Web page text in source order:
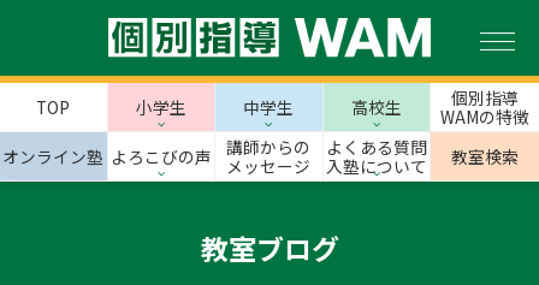
TOP 小学生 中学生 高校生
個別指導
WAMの特徴
オンライン塾 よろこびの声
講師からの
メッセージ
よくある質問
入塾について
教室検索
教室ブログ